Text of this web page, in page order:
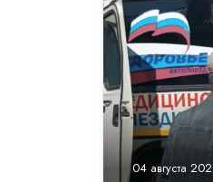
04 августа